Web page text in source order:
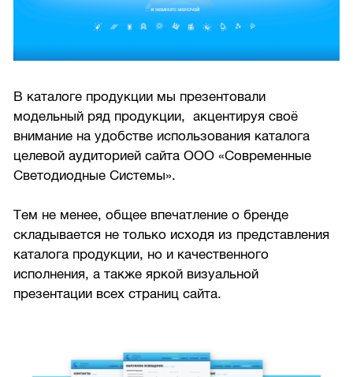
В каталоге продукции мы презентовали
модельный ряд продукции, акцентируя своё
внимание на удобстве использования каталога
целевой аудиторией сайта ООО «Современные
Светодиодные Системы».
Тем не менее, общее впечатление о бренде
складывается не только исходя из представления
каталога продукции, но и качественного
исполнения, а также яркой визуальной
презентации всех страниц сайта.